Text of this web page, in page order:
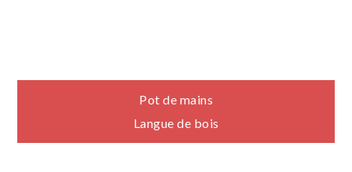
Navigation
de
Pot de mains
Langue de bois